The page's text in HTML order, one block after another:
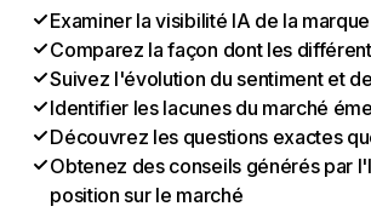
Examiner la visibilité IA de la marque
Comparez la façon dont les
Suivez l'évolution du sentiment et
Identifier les lacunes du marché
Découvrez les questions exactes
Obtenez des conseils générés par
position sur le marché